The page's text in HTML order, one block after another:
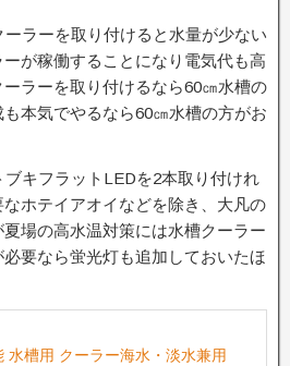
ラーを取り付けると水量が少ない
が稼働することになり電気代も高
ラーを取り付けるなら60㎝水槽の
本気でやるなら60㎝水槽の方がお
キフラットLEDを2本取り付けれ
ホテイアオイなどを除き、大凡の
場の高水温対策には水槽クーラー
要なら蛍光灯も追加しておいたほ
水槽用 クーラー海水・淡水兼用